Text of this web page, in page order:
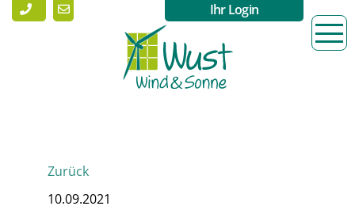
Ihr Login
Zurück
10.09.2021